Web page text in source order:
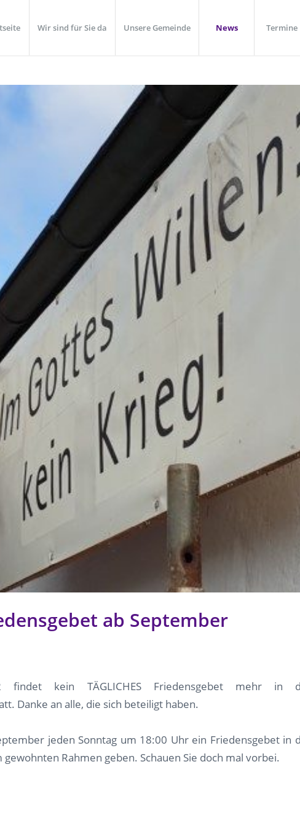
Wir sind für Sie da Unsere Gemeinde News Termine
ab September
findet kein TÄGLICHES Friedensgebet mehr in
Danke an alle, die sich beteiligt haben.
jeden Sonntag um 18:00 Uhr ein Friedensgebet in
Rahmen geben. Schauen Sie doch mal vorbei.